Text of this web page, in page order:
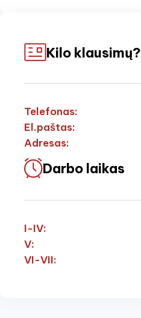
Kilo klausimų?
Telefonas:
El.paštas:
Adresas:
Darbo laikas
I-IV:
V:
VI-VII: